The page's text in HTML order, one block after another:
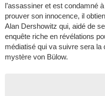
l’assassiner et est condamné
prouver son innocence, il
Alan Dershowitz qui, aidé de
enquête riche en révélations
médiatisé qui va suivre sera la
mystère von Bülow.